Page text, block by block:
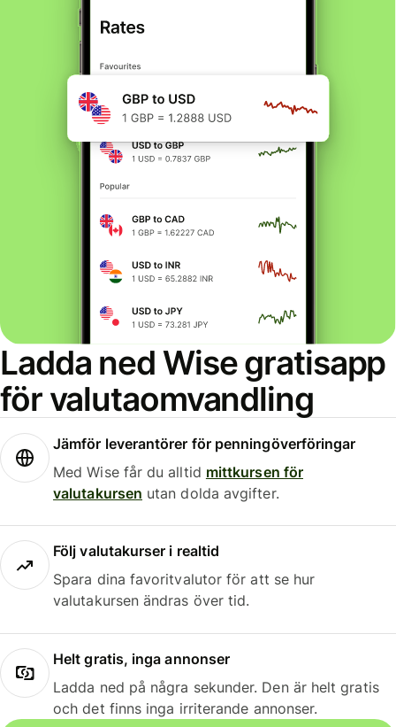
Ladda ned Wise gratisapp
för valutaomvandling
Jämför leverantörer för penningöverföringar
Med Wise får du alltid mittkursen för
valutakursen utan dolda avgifter.
Följ valutakurser i realtid
Spara dina favoritvalutor för att se hur
valutakursen ändras över tid.
Helt gratis, inga annonser
Ladda ned på några sekunder. Den är helt gratis
och det finns inga irriterande annonser.